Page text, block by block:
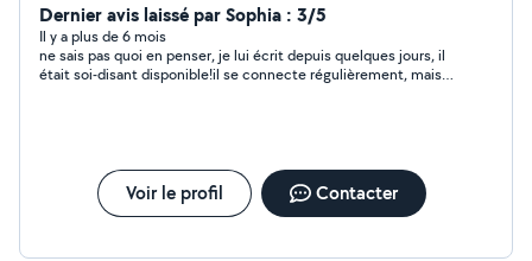
pas a me contacter.
Dernier avis laissé par Sophia : 3/5
Il y a plus de 6 mois
ne sais pas quoi en penser, je lui écrit depuis quelques jours, il
était soi-disant disponible!il se connecte régulièrement, mais
Voir le profil Contacter